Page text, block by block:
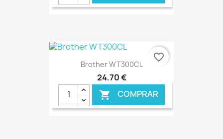
€ ONLINE
Brother WT300CL
24,70 €
 COMPRAR
favorite_border